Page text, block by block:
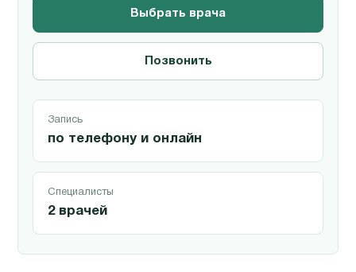
Выбрать врача
Позвонить
Запись
по телефону и онлайн
Специалисты
2 врачей